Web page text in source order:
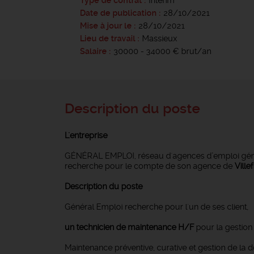
Date de publication
28/10/2021
Mise à jour le
28/10/2021
Lieu de travail
Massieux
Salaire
30000 - 34000 € brut/an
Description du poste
L'entreprise
GÉNÉRAL EMPLOI, réseau d'agences d’emploi
recherche pour le compte de son agence de
Description du poste
Général Emploi recherche pour l'un de ses client,
un technicien de maintenance H/Fpour la
Maintenance préventive, curative et gestion de la